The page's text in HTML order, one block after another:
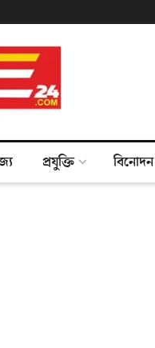
প্ৰযুক্তি বিনোদন